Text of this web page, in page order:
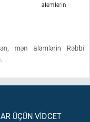
alemlerin
mən aləmlərin Rəbbi
ÜÇÜN VİDCET